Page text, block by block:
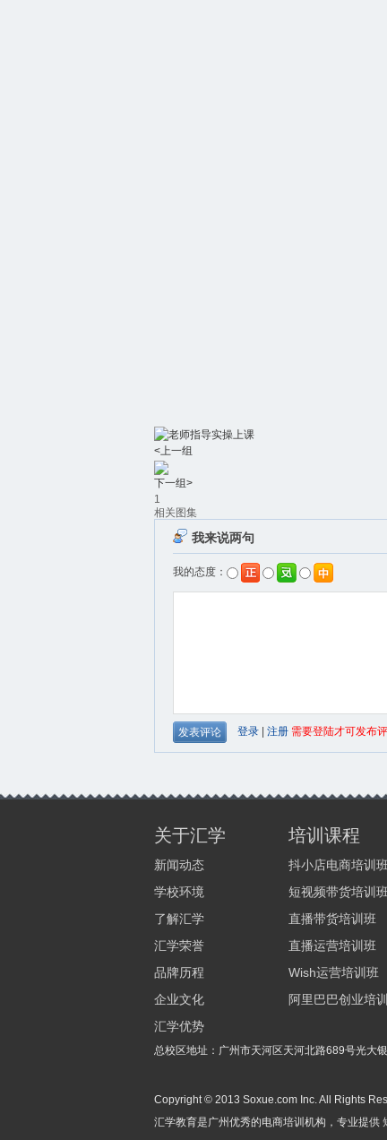
<上一组
下一组>
1
相关图集
关于汇学
新闻动态
学校环境
了解汇学
汇学荣誉
品牌历程
企业文化
汇学优势
培训课程
抖小店电商培训班
短视频带货培训班
直播带货培训班
直播运营培训班
Wish运营培训班
阿里巴巴创业培
总校区地址：广州市天河区天河北路689号光大
Copyright © 2013 Soxue.com Inc. All Rights
汇学教育是广州优秀的电商培训机构，专业提供